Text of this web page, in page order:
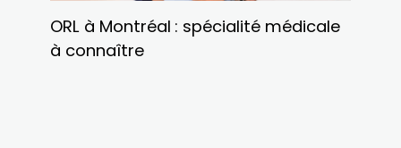
ORL à Montréal : spécialité médicale
à connaître